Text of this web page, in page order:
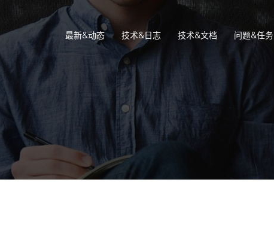
最新&动态 技术&日志 技术&文档 问题&任务